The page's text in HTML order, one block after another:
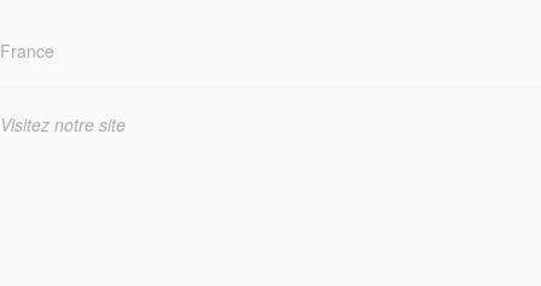
France
Visitez notre site